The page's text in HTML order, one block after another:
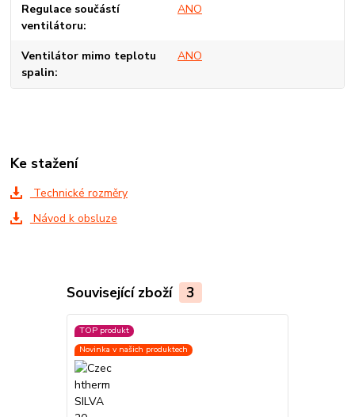
Regulace součástí
ventilátoru
ANO
Ventilátor mimo teplotu
spalin
ANO
Ke stažení
Technické rozměry
Návod k obsluze
Související zboží 3
TOP produkt
Novinka v našich produktech